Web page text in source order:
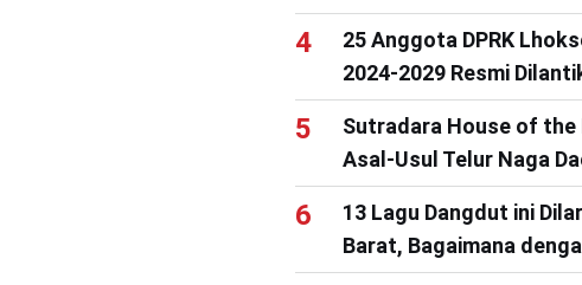
25 Anggota DPRK
2024-2029 Resmi
Sutradara House of the
Asal-Usul Telur Naga
13 Lagu Dangdut ini
Barat, Bagaimana